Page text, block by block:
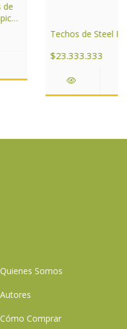
de
Techos de Steel
$23.333.333
Quienes Somos
Autores
Cómo Comprar